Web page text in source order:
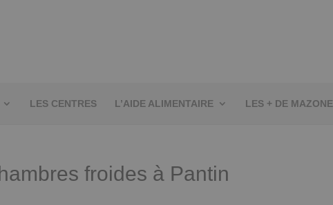
LES CENTRES L’AIDE ALIMENTAIRE LES + DE MAZONE
froides à Pantin